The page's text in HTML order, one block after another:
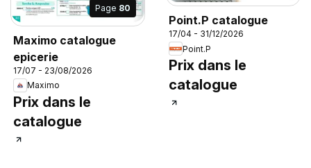
Page 80
Maximo catalogue
epicerie
17/07 - 23/08/2026
Maximo
Prix dans le
catalogue
Point.P catalogue
17/04 - 31/12/2026
Point.P
Prix dans le
catalogue